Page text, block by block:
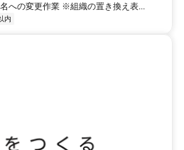
への変更作業 ※組織の置き換え表...
内